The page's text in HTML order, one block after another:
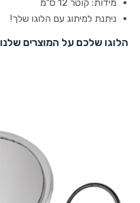
מידות: קוטר 12 ס"מ
ניתנת למיתוג עם הלוגו שלך!
הלוגו שלכם על המוצרים שלנו